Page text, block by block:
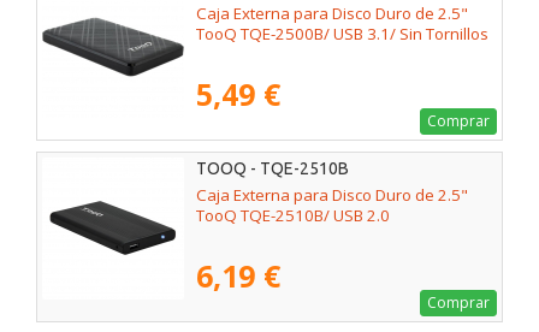
Caja Externa para Disco Duro de 2.5"
TooQ TQE-2500B/ USB 3.1/ Sin Tornillos
5,49 €
Comprar
TOOQ - TQE-2510B
Caja Externa para Disco Duro de 2.5"
TooQ TQE-2510B/ USB 2.0
6,19 €
Comprar